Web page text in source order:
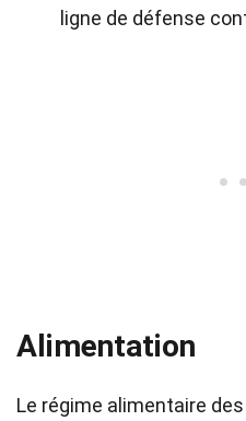
ligne de défense
Alimentation
Le régime alimentaire